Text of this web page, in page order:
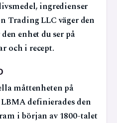
ingredienser
Trading LLC väger den
enhet du ser på
och i recept.
måttenheten på
definierades den
i början av 1800-talet